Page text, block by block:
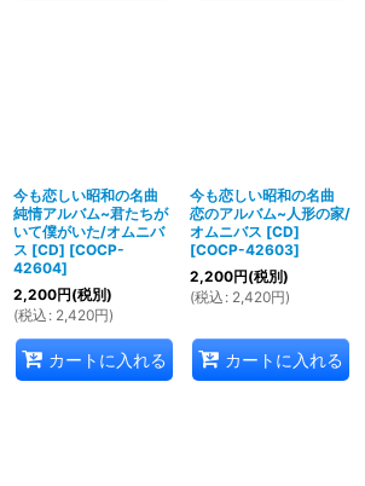
今も恋しい昭和の名曲
純情アルバム~君たちが
いて僕がいた/オムニバ
ス [CD] [COCP-
42604]
2,200円(税別)
(税込 : 2,420円)
カートに入れる
今も恋しい昭和の名曲
恋のアルバム~人形の家/
オムニバス [CD]
[COCP-42603]
2,200円(税別)
(税込 : 2,420円)
カートに入れる